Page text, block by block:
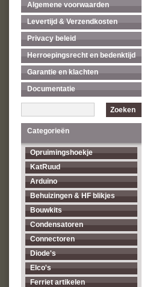
Algemene voorwaarden
Levertijd & Verzendkosten
Privacy beleid
Herroepingsrecht en bedenktijd
Garantie en klachten
Documentatie
Zoeken
Categorieën
Opruimingshoekje
KatRuud
Arduino
Behuizingen & HF blikjes
Bouwkits
Condensatoren
Connectoren
Diode's
Elco's
Ferriet artikelen